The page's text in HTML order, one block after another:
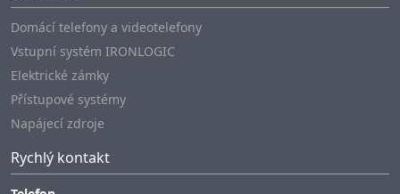
Domácí telefony a videotelefony
Vstupní systém IRONLOGIC
Elektrické zámky
Přístupové systémy
Napájecí zdroje
Rychlý kontakt